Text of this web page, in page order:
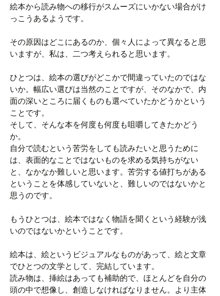
絵本から読み物への移行がスムーズにいかない場合がけ
っこうあるようです。
その原因はどこにあるのか、個々人によって異なると思
いますが、私は、二つ考えられると思います。
ひとつは、絵本の選びがどこかで間違っていたのではな
いか。幅広い選びは当然のことですが、そのなかで、内
面の深いところに届くものも選べていたかどうかという
ことです。
そして、そんな本を何度も何度も咀嚼してきたかどう
か。
自分で読むという苦労をしても読みたいと思うために
は、表面的なことではないものを求める気持ちがない
と、なかなか難しいと思います。苦労する値打ちがある
ということを体感していないと、難しいのではないかと
思うのです。
もうひとつは、絵本ではなく物語を聞くという経験が浅
いのではないかということです。
絵本は、絵というビジュアルなものがあって、絵と文章
でひとつの文学として、完結しています。
読み物は、挿絵はあっても補助的で、ほとんどを自分の
頭の中で想像し、創造しなければなりません。より主体